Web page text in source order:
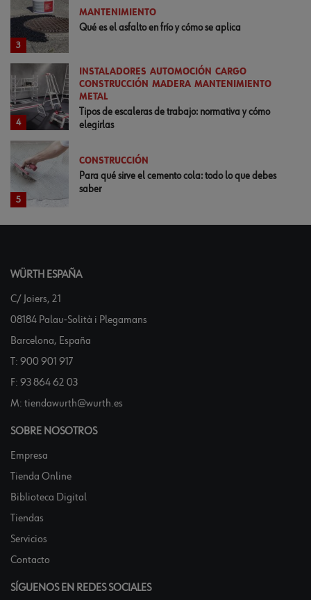
3
MANTENIMIENTO
Qué es el asfalto en frío y cómo se aplica
4
INSTALADORES AUTOMOCIÓN
CARGO
CONSTRUCCIÓN
MADERA MANTENIMIENTO
METAL
Tipos de escaleras de trabajo: normativa y cómo
elegirlas
5
CONSTRUCCIÓN
Para qué sirve el cemento cola: todo lo que debes
saber
WÜRTH ESPAÑA
C/ Joiers, 21
08184 Palau-Solità i Plegamans
Barcelona, España
T: 900 901 917
F: 93 864 62 03
M: tiendawurth@wurth.es
SOBRE NOSOTROS
Empresa
Tienda Online
Biblioteca Digital
Tiendas
Servicios
Contacto
SÍGUENOS EN REDES SOCIALES